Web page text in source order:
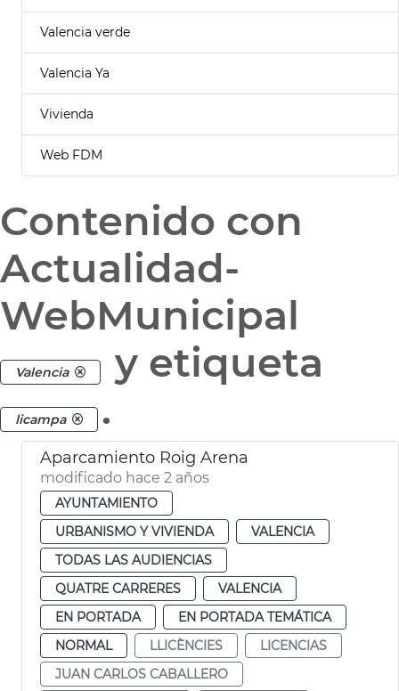
Valencia verde
Valencia Ya
Vivienda
Web FDM
Contenido con
Actualidad-
WebMunicipal
Valencia y etiqueta
licampa .
Aparcamiento Roig Arena
modificado hace 2 años
AYUNTAMIENTO
URBANISMO Y VIVIENDA
VALENCIA
TODAS LAS AUDIENCIAS
QUATRE CARRERES
VALENCIA
EN PORTADA
EN PORTADA TEMÁTICA
NORMAL
LLICÈNCIES
LICENCIAS
JUAN CARLOS CABALLERO